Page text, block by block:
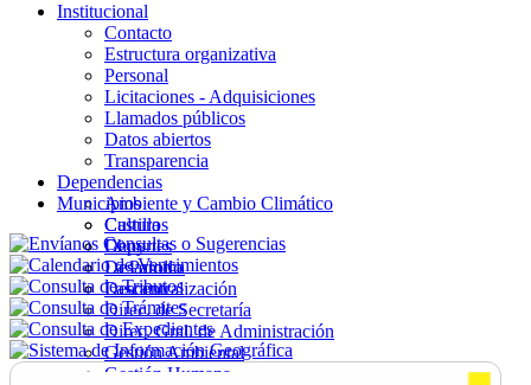
Institucional
Contacto
Estructura organizativa
Personal
Licitaciones - Adquisiciones
Llamados públicos
Datos abiertos
Transparencia
Dependencias
Ambiente y Cambio Climático
Cultura
Deportes
Desarrollo
Descentralización
Direc. de Secretaría
Direc. Gral. de Administración
Gestión Ambiental
Gestión Humana
Municipios
Castillos
Chuy
La Paloma
Lascano